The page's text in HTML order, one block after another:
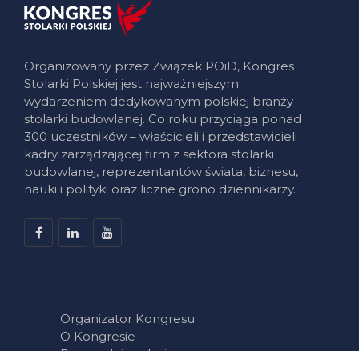
Organizowany przez Związek POiD, Kongres
Stolarki Polskiej jest najważniejszym
wydarzeniem dedykowanym polskiej branży
stolarki budowlanej. Co roku przyciąga ponad
300 uczestników – właścicieli i przedstawicieli
kadry zarządzającej firm z sektora stolarki
budowlanej, reprezentantów świata, biznesu,
nauki i polityki oraz liczne grono dziennikarzy.
Organizator Kongresu
O Kongresie